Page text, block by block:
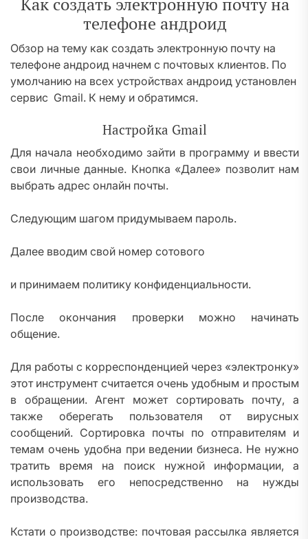
телефоне андроид
Обзор на тему как создать электронную почту на
телефоне андроид начнем с почтовых клиентов. По
умолчанию на всех устройствах андроид установлен
сервис Gmail. К нему и обратимся.
Настройка Gmail
Для начала необходимо зайти в программу и ввести
свои личные данные. Кнопка «Далее» позволит нам
выбрать адрес онлайн почты.
Следующим шагом придумываем пароль.
Далее вводим свой номер сотового
и принимаем политику конфиденциальности.
После окончания проверки можно начинать
общение.
Для работы с корреспонденцией через «электронку»
этот инструмент считается очень удобным и простым
в обращении. Агент может сортировать почту, а
также оберегать пользователя от вирусных
сообщений. Сортировка почты по отправителям и
темам очень удобна при ведении бизнеса. Не нужно
тратить время на поиск нужной информации, а
использовать его непосредственно на нужды
производства.
Кстати о производстве: почтовая рассылка является